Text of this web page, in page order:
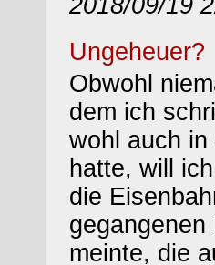
2018/09/19
Ungeheuer?
Obwohl
dem ich
wohl auch
hatte, will
die
meinte, die